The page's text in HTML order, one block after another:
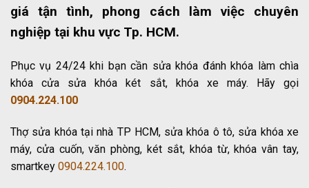
giá tận tình, phong cách làm việc chuyên
nghiệp tại khu vực Tp. HCM.
Phục vụ 24/24 khi bạn cần sửa khóa đánh khóa làm chìa
khóa cửa sửa khóa két sắt, khóa xe máy. Hãy gọi
0904.224.100
Thợ sửa khóa tại nhà TP HCM, sửa khóa ô tô, sửa khóa xe
máy, cửa cuốn, văn phòng, két sắt, khóa từ, khóa vân tay,
smartkey 0904.224.100.